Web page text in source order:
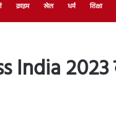
क्राइम खेल धर्म शिक्षा
India